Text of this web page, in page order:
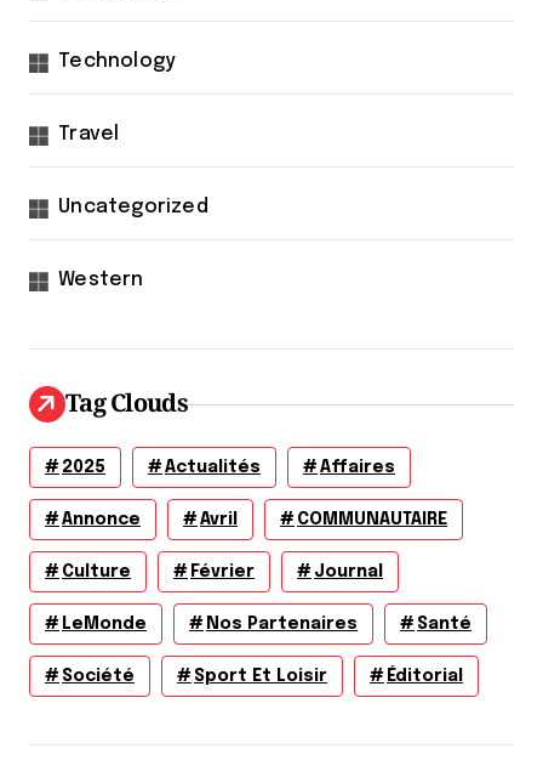
Technology
Travel
Uncategorized
Western
Tag Clouds
2025 Actualités Affaires
Annonce Avril COMMUNAUTAIRE
Culture Février Journal
LeMonde Nos Partenaires Santé
Société Sport Et Loisir Éditorial